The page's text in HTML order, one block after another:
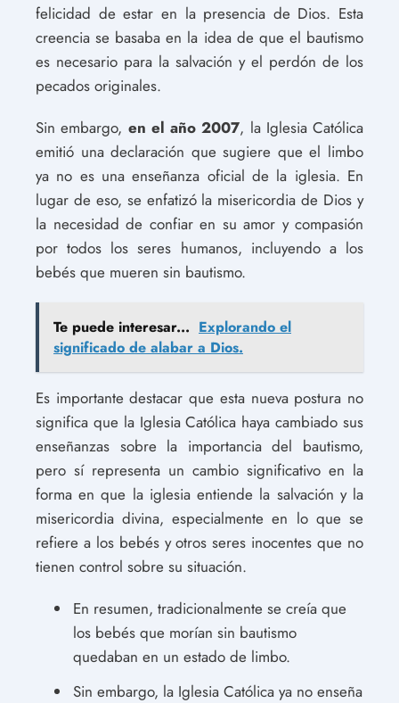
felicidad de estar en la presencia de Dios. Esta
creencia se basaba en la idea de que el bautismo
es necesario para la salvación y el perdón de los
pecados originales.
Sin embargo, en el año 2007, la Iglesia Católica
emitió una declaración que sugiere que el limbo
ya no es una enseñanza oficial de la iglesia. En
lugar de eso, se enfatizó la misericordia de Dios y
la necesidad de confiar en su amor y compasión
por todos los seres humanos, incluyendo a los
bebés que mueren sin bautismo.
Te puede interesar... Explorando el
significado de alabar a Dios.
Es importante destacar que esta nueva postura no
significa que la Iglesia Católica haya cambiado sus
enseñanzas sobre la importancia del bautismo,
pero sí representa un cambio significativo en la
forma en que la iglesia entiende la salvación y la
misericordia divina, especialmente en lo que se
refiere a los bebés y otros seres inocentes que no
tienen control sobre su situación.
En resumen, tradicionalmente se creía que
los bebés que morían sin bautismo
quedaban en un estado de limbo.
Sin embargo, la Iglesia Católica ya no enseña